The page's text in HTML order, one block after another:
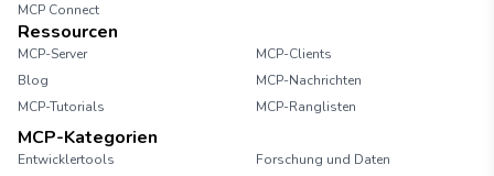
MCP Connect
Ressourcen
MCP-Server
MCP-Clients
Blog
MCP-Nachrichten
MCP-Tutorials
MCP-Ranglisten
MCP-Kategorien
Entwicklertools
Forschung und Daten